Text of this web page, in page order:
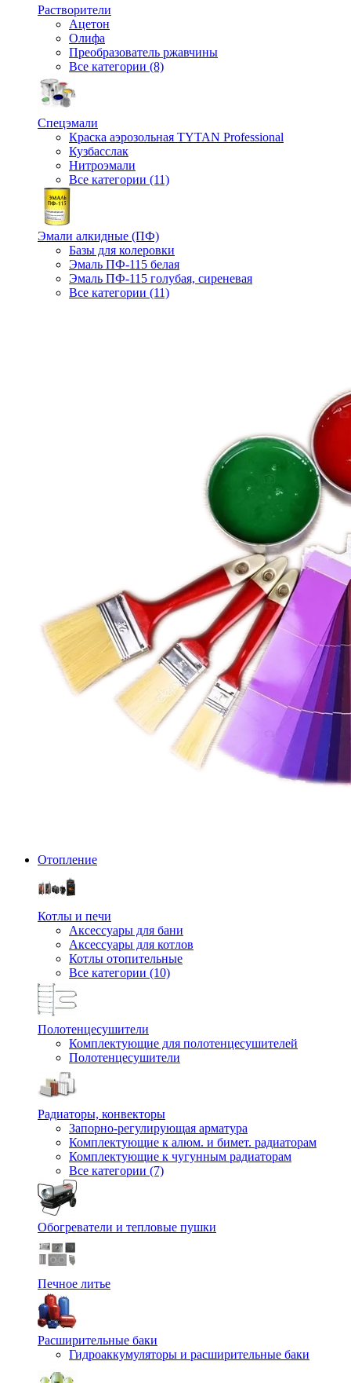
Растворители
Ацетон
Олифа
Преобразователь ржавчины
Все категории (8)
Спецэмали
Краска аэрозольная TYTAN Professional
Кузбасслак
Нитроэмали
Все категории (11)
Эмали алкидные (ПФ)
Базы для колеровки
Эмаль ПФ-115 белая
Эмаль ПФ-115 голубая, сиреневая
Все категории (11)
Отопление
Котлы и печи
Аксессуары для бани
Аксессуары для котлов
Котлы отопительные
Все категории (10)
Полотенцесушители
Комплектующие для полотенцесушителей
Полотенцесушители
Радиаторы, конвекторы
Запорно-регулирующая арматура
Комплектующие к алюм. и бимет. радиаторам
Комплектующие к чугунным радиаторам
Все категории (7)
Обогреватели и тепловые пушки
Печное литье
Расширительные баки
Гидроаккумуляторы и расширительные баки